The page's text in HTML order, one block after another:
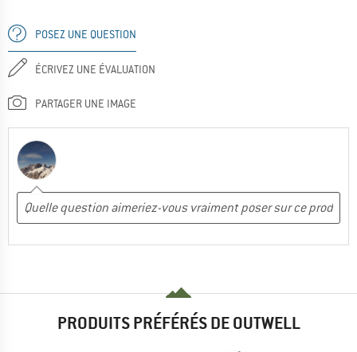
POSEZ UNE QUESTION
ÉCRIVEZ UNE ÉVALUATION
PARTAGER UNE IMAGE
PRODUITS PRÉFÉRÉS DE OUTWELL